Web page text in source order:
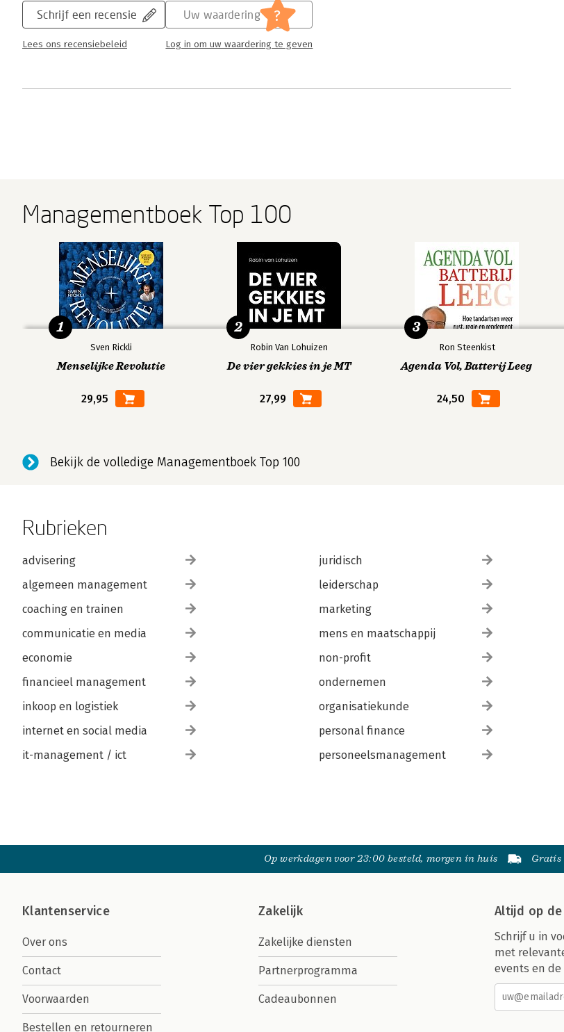
Schrijf een recensie
Lees ons recensiebeleid
Uw waardering ?
Log in om uw waardering te geven
Managementboek Top 100
Sven Rickli
Menselijke Revolutie
29,95
1
Robin Van Lohuizen
De vier gekkies in je MT
27,99
2
Ron Steenkist
Agenda Vol, Batterij Leeg
24,50
3
Bekijk de volledige Managementboek Top 100
Rubrieken
advisering
algemeen management
coaching en trainen
communicatie en media
economie
financieel management
inkoop en logistiek
internet en social media
it-management / ict
juridisch
leiderschap
marketing
mens en maatschappij
non-profit
ondernemen
organisatiekunde
personal finance
personeelsmanagement
Op werkdagen voor 23:00 besteld, morgen in huis Gratis
Klantenservice
Over ons
Contact
Voorwaarden
Bestellen en retourneren
Zakelijk
Zakelijke diensten
Partnerprogramma
Cadeaubonnen
Altijd op
Schrijf u in
met
events en de